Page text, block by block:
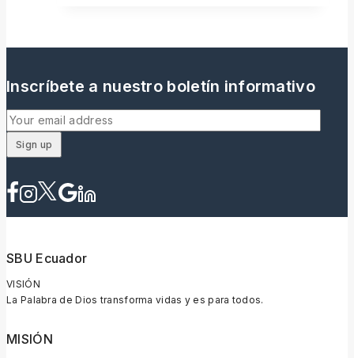
Inscríbete a nuestro boletín informativo
SBU Ecuador
VISIÓN
La Palabra de Dios transforma vidas y es para todos.
MISIÓN